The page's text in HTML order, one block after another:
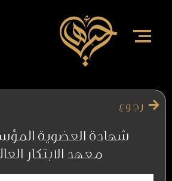
رجوع
شهادة العضوية
معهد الابتكار